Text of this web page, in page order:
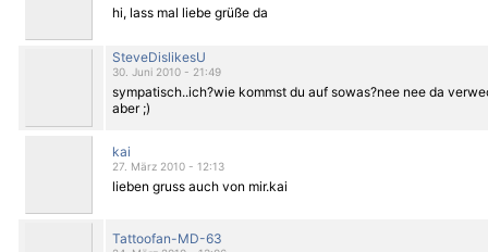
hi, lass mal liebe grüße da
SteveDislikesU
30. Juni 2010 - 21:49
sympatisch..ich?wie kommst du auf sowas?nee nee da
aber ;)
kai
27. März 2010 - 12:13
lieben gruss auch von mir.kai
Tattoofan-MD-63